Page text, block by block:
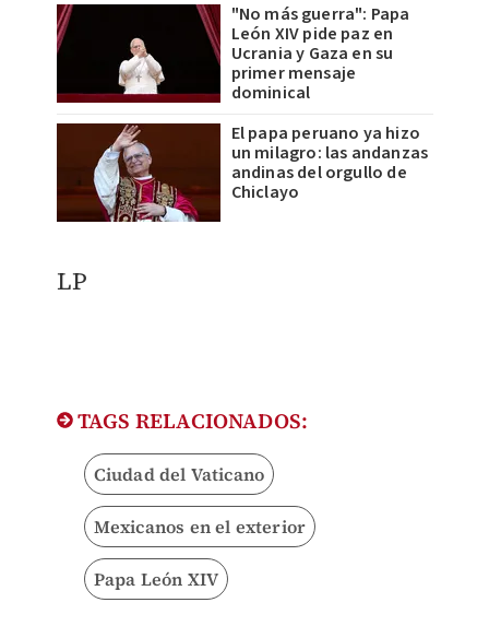
"No más guerra": Papa
León XIV pide paz en
Ucrania y Gaza en su
primer mensaje
dominical
El papa peruano ya hizo
un milagro: las andanzas
andinas del orgullo de
Chiclayo
LP
TAGS RELACIONADOS:
Ciudad del Vaticano
Mexicanos en el exterior
Papa León XIV